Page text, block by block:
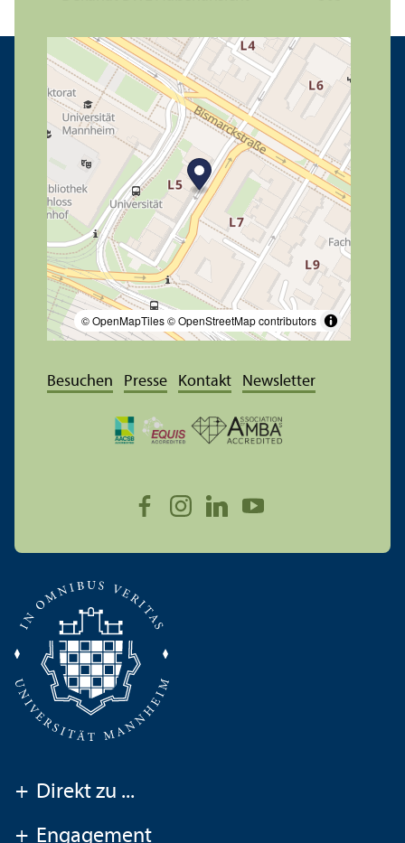
© OpenMapTiles© OpenStreetMap contributors
Besuchen Presse Kontakt Newsletter
+ Direkt zu ...
+ Engagement